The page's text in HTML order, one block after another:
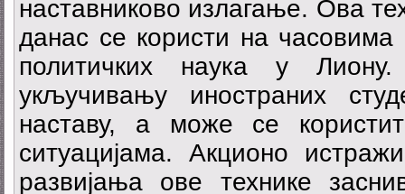
наставниково излагање. Ова
данас се користи на
политичких наука у
укључивању иностраних
наставу, а може се
ситуацијама. Акционо
развијања ове технике